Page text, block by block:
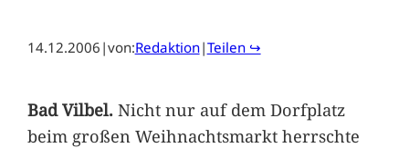
14.12.2006 |von:Redaktion|Teilen ↪
Bad Vilbel.Nicht nur auf dem Dorfplatz
beim großen Weihnachtsmarkt herrschte